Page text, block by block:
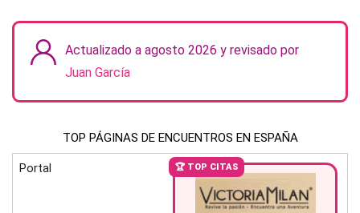
Actualizado a agosto 2026 y revisado por
Juan García
TOP PÁGINAS DE ENCUENTROS EN ESPAÑA
Portal 🏆 TOP CITAS